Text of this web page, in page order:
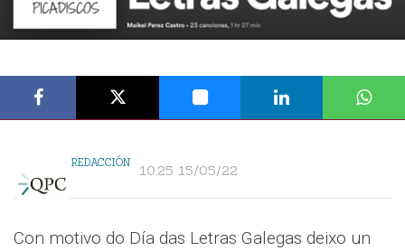
REDACCIÓN 10:25 15/05/22
Con motivo do Día das Letras Galegas deixo un